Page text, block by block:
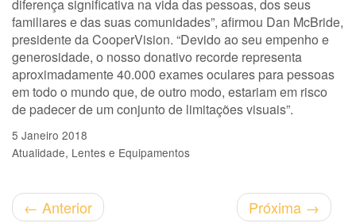
diferença significativa na vida das pessoas, dos seus
familiares e das suas comunidades”, afirmou Dan McBride,
presidente da CooperVision. “Devido ao seu empenho e
generosidade, o nosso donativo recorde representa
aproximadamente 40.000 exames oculares para pessoas
em todo o mundo que, de outro modo, estariam em risco
de padecer de um conjunto de limitações visuais”.
5 Janeiro 2018
Atualidade Lentes e Equipamentos
← Anterior Próxima →